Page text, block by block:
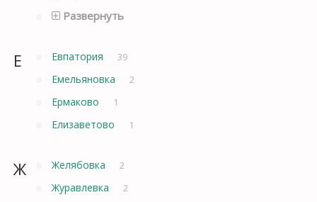
Развернуть
Е Евпатория 39
Емельяновка 2
Ермаково 1
Елизаветово 1
Ж Желябовка 2
Журавлевка 2